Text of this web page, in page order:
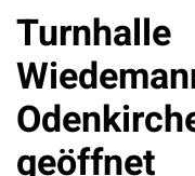
Turnhalle
geöffnet